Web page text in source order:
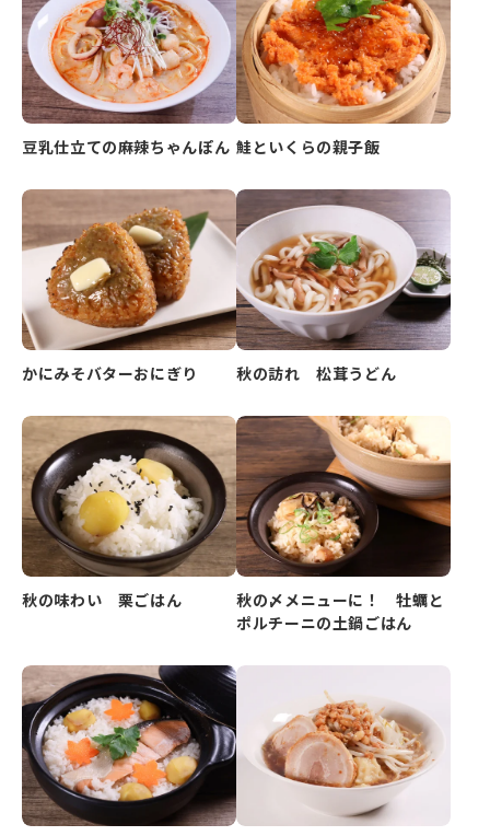
豆乳仕立ての麻辣ちゃんぽん 鮭といくらの親子飯
かにみそバターおにぎり 秋の訪れ 松茸うどん
秋の味わい 栗ごはん
秋の〆メニューに！ 牡蠣と
ポルチーニの土鍋ごはん